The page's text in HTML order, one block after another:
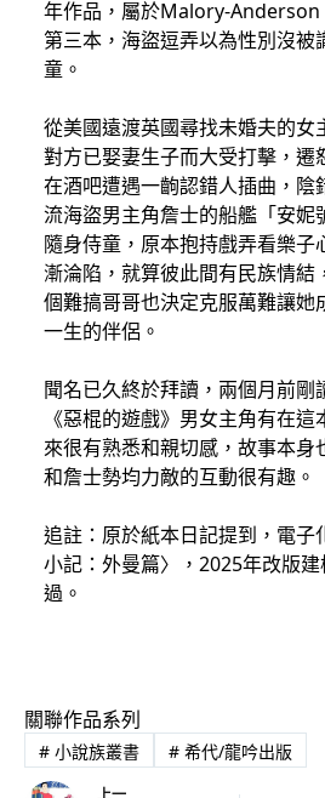
年作品，屬於Malory-Anderson
第三本，海盜逗弄以為性別沒被
童。
從美國遠渡英國尋找未婚夫的女
對方已娶妻生子而大受打擊，遷
在酒吧遭遇一齣認錯人插曲，陰
流海盜男主角詹士的船艦「安妮
隨身侍童，原本抱持戲弄看樂子
漸淪陷，就算彼此間有民族情結
個難搞哥哥也決定克服萬難讓她
一生的伴侶。
聞名已久終於拜讀，兩個月前剛
《惡棍的遊戲》男女主角有在
來很有熟悉和親切感，故事本身
和詹士勢均力敵的互動很有趣。
追註：原於紙本日記提到，電子
小記：外曼篇〉，2025年改版
過。
關聯作品系列
#小說族叢書 #希代/龍吟出版